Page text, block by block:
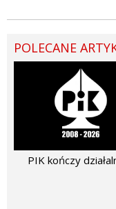
POLECANE
PIK kończy